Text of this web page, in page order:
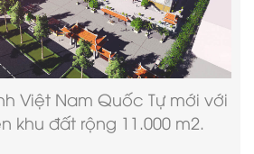
Việt Nam Quốc Tự mới với
khu đất rộng 11.000 m2.